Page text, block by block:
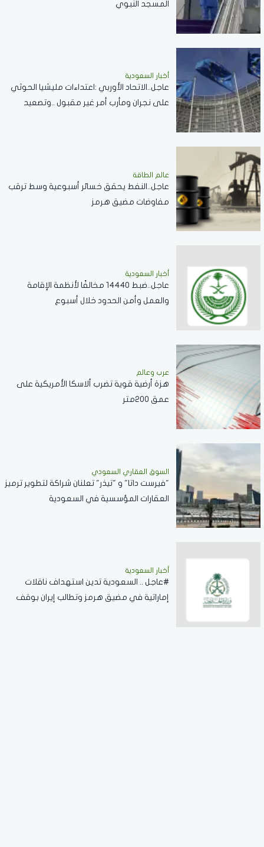
المسجد النبوي
أخبار السعودية
عاجل..الاتحاد الأوربي :اعتداءات مليشيا الحوثي
على نجران ومأرب أمر غير مقبول ..وتصعيد
عالم الطاقة
عاجل..النفط يحقق خسائر أسبوعية وسط ترقب
مفاوضات مضيق هرمز
أخبار السعودية
عاجل..ضبط 14440 مخالفًا لأنظمة الإقامة
والعمل وأمن الحدود خلال أسبوع
عرب وعالم
هزة أرضية قوية تضرب ألاسكا الأمريكية على
عمق 200متر
السوق العقاري السعودي
"فيرست داتا" و "تيذر" تعلنان شراكة لتطوير ترميز
العقارات المؤسسية في السعودية
أخبار السعودية
#عاجل .. السعودية تدين استهداف ناقلات
إماراتية في مضيق هرمز وتطالب إيران بوقف